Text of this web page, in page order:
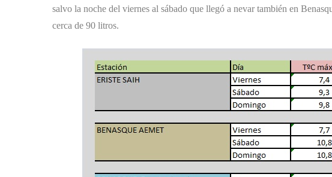
salvo la noche del viernes al sábado que llegó a nevar también en
cerca de 90 litros.